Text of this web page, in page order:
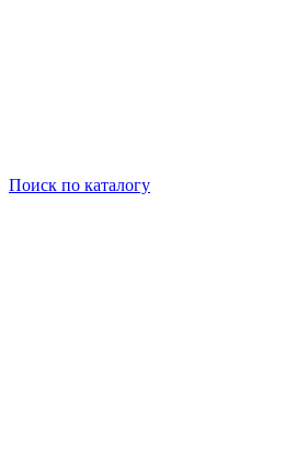
Поиск по каталогу